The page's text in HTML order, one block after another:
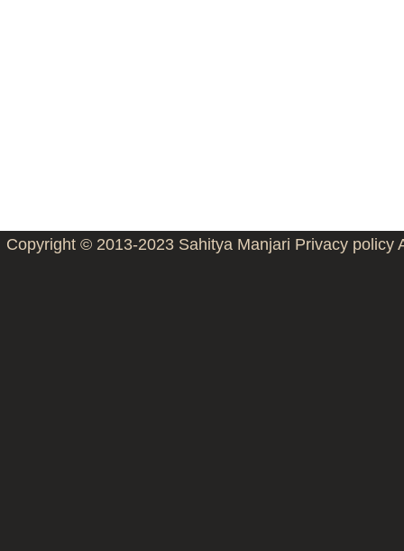
Copyright © 2013-2023 Sahitya Manjari Privacy policy